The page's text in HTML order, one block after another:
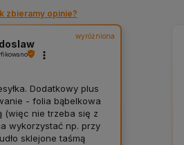
zbieramy opinie?
wyróżniona
Dodatkowy plus
- folia bąbelkowa
(więc nie trzeba się z
wykorzystać np. przy
sklejone taśmą